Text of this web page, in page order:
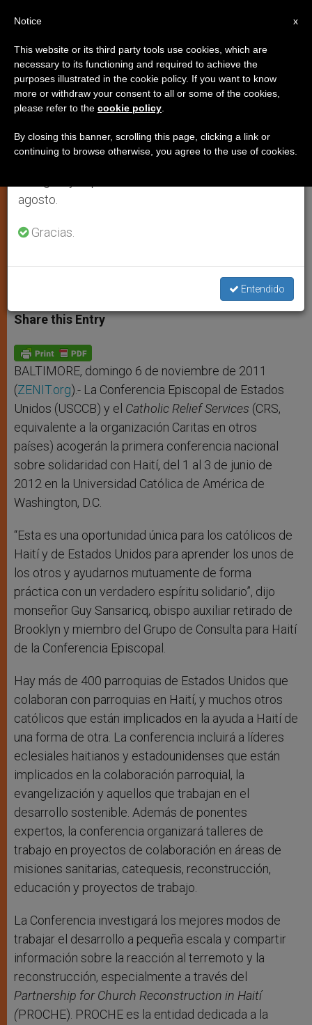
Reconstruir las iglesias
escuchando a los líderes
haitianos
Solidaridad católica estadounidense
CULTURA
t
s
p
p
s
e
g
e
r
e
b
o
k
t r
Share this Entry
BALTIMORE, domingo 6 de noviembre de 2011
(ZENIT.org).- La Conferencia Episcopal de Estados
Unidos (USCCB) y el Catholic Relief Services (CRS,
equivalente a la organización Caritas en otros
países) acogerán la primera conferencia nacional
sobre solidaridad con Haití, del 1 al 3 de junio de
2012 en la Universidad Católica de América de
Washington, D.C.
“Esta es una oportunidad única para los católicos de
Haití y de Estados Unidos para aprender los unos de
los otros y ayudarnos mutuamente de forma
práctica con un verdadero espíritu solidario”, dijo
monseñor Guy Sansaricq, obispo auxiliar retirado de
Brooklyn y miembro del Grupo de Consulta para Haití
de la Conferencia Episcopal.
Hay más de 400 parroquias de Estados Unidos que
colaboran con parroquias en Haití, y muchos otros
católicos que están implicados en la ayuda a Haití de
una forma de otra. La conferencia incluirá a líderes
eclesiales haitianos y estadounidenses que están
implicados en la colaboración parroquial, la
evangelización y aquellos que trabajan en el
desarrollo sostenible. Además de ponentes
expertos, la conferencia organizará talleres de
trabajo en proyectos de colaboración en áreas de
misiones sanitarias, catequesis, reconstrucción,
educación y proyectos de trabajo.
La Conferencia investigará los mejores modos de
trabajar el desarrollo a pequeña escala y compartir
información sobre la reacción al terremoto y la
reconstrucción, especialmente a través del
Partnership for Church Reconstruction in Haití
(PROCHE). PROCHE es la entidad dedicada a la
×
Aviso importante
Del 27 de julio al 7 de agosto haremos la pausa
anual, aprovechando que en el periodo de verano
se generan menos informaciones y también el
agosto.
Gracias.
Entendido
x
Notice
This website or its third party tools use cookies, which are
necessary to its functioning and required to achieve the
purposes illustrated in the cookie policy. If you want to know
more or withdraw your consent to all or some of the cookies,
please refer to the cookie policy
By closing this banner, scrolling this page, clicking a link or
continuing to browse otherwise, you agree to the use of cookies.